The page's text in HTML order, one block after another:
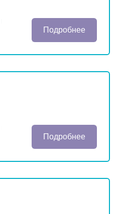
Подробнее
Подробнее